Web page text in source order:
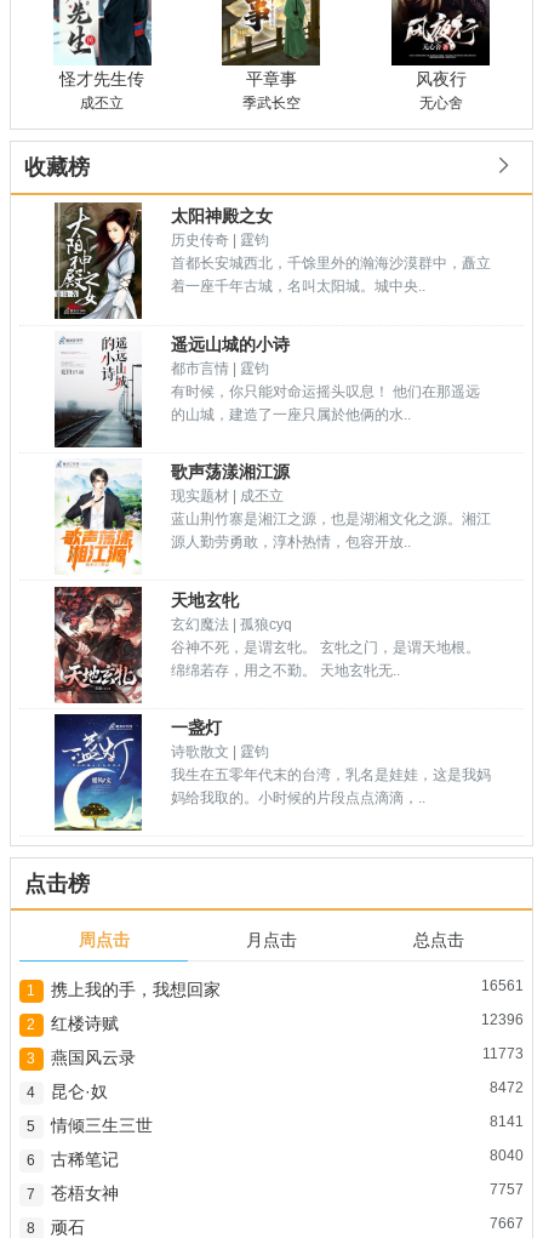
怪才先生传
成丕立
平章事
季武长空
风夜行
无心舍
收藏榜 
太阳神殿之女
历史传奇 | 霆钧
首都长安城西北，千馀里外的瀚海沙漠群中，矗立
着一座千年古城，名叫太阳城。城中央..
遥远山城的小诗
都市言情 | 霆钧
有时候，你只能对命运摇头叹息！ 他们在那遥远
的山城，建造了一座只属於他俩的水..
歌声荡漾湘江源
现实题材 | 成丕立
蓝山荆竹寨是湘江之源，也是湖湘文化之源。湘江
源人勤劳勇敢，淳朴热情，包容开放..
天地玄牝
玄幻魔法 | 孤狼cyq
谷神不死，是谓玄牝。 玄牝之门，是谓天地根。
绵绵若存，用之不勤。 天地玄牝无..
一盏灯
诗歌散文 | 霆钧
我生在五零年代末的台湾，乳名是娃娃，这是我妈
妈给我取的。小时候的片段点点滴滴，..
点击榜
周点击 月点击 总点击
16561
1 携上我的手，我想回家
12396
2 红楼诗赋
11773
3 燕国风云录
8472
4 昆仑·奴
8141
5 情倾三生三世
8040
6 古稀笔记
7757
7 苍梧女神
7667
8 顽石